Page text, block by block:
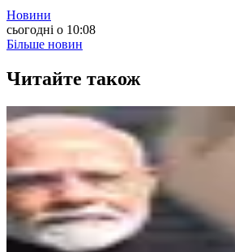
Новини
сьогодні о 10:08
Більше новин
Читайте також